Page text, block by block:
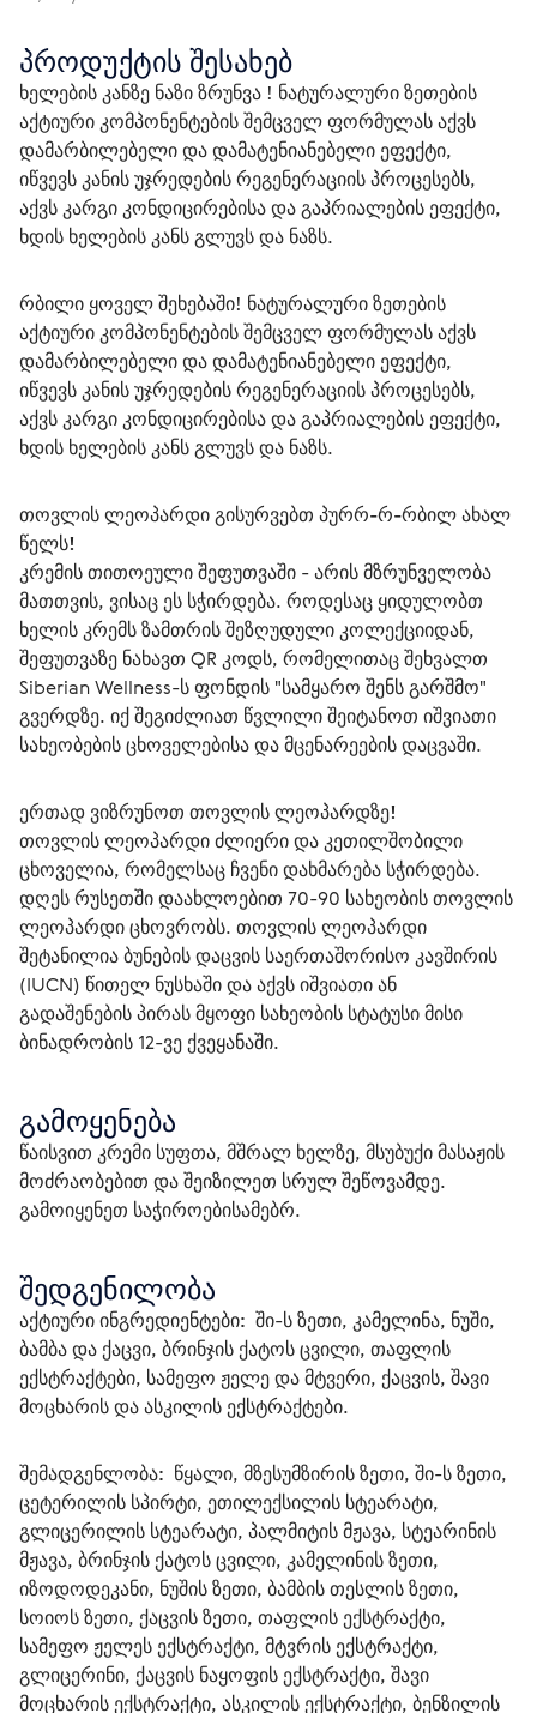
პროდუქტის შესახებ
ხელების კანზე ნაზი ზრუნვა ! ნატურალური ზეთების
აქტიური კომპონენტების შემცველ ფორმულას აქვს
დამარბილებელი და დამატენიანებელი ეფექტი,
იწვევს კანის უჯრედების რეგენერაციის პროცესებს,
აქვს კარგი კონდიცირებისა და გაპრიალების ეფექტი,
ხდის ხელების კანს გლუვს და ნაზს.
რბილი ყოველ შეხებაში! ნატურალური ზეთების
აქტიური კომპონენტების შემცველ ფორმულას აქვს
დამარბილებელი და დამატენიანებელი ეფექტი,
იწვევს კანის უჯრედების რეგენერაციის პროცესებს,
აქვს კარგი კონდიცირებისა და გაპრიალების ეფექტი,
ხდის ხელების კანს გლუვს და ნაზს.
თოვლის ლეოპარდი გისურვებთ პურრ-რ-რბილ ახალ
წელს!
კრემის თითოეული შეფუთვაში - არის მზრუნველობა
მათთვის, ვისაც ეს სჭირდება. როდესაც ყიდულობთ
ხელის კრემს ზამთრის შეზღუდული კოლექციიდან,
შეფუთვაზე ნახავთ QR კოდს, რომელითაც შეხვალთ
Siberian Wellness-ს ფონდის "სამყარო შენს გარშმო"
გვერდზე. იქ შეგიძლიათ წვლილი შეიტანოთ იშვიათი
სახეობების ცხოველებისა და მცენარეების დაცვაში.
ერთად ვიზრუნოთ თოვლის ლეოპარდზე!
თოვლის ლეოპარდი ძლიერი და კეთილშობილი
ცხოველია, რომელსაც ჩვენი დახმარება სჭირდება.
დღეს რუსეთში დაახლოებით 70-90 სახეობის თოვლის
ლეოპარდი ცხოვრობს. თოვლის ლეოპარდი
შეტანილია ბუნების დაცვის საერთაშორისო კავშირის
(IUCN) წითელ ნუსხაში ​​და აქვს იშვიათი ან
გადაშენების პირას მყოფი სახეობის სტატუსი მისი
ბინადრობის 12-ვე ქვეყანაში.
გამოყენება
წაისვით კრემი სუფთა, მშრალ ხელზე, მსუბუქი მასაჟის
მოძრაობებით და შეიზილეთ სრულ შეწოვამდე.
გამოიყენეთ საჭიროებისამებრ.
შედგენილობა
აქტიური ინგრედიენტები:
  ში-ს ზეთი, კამელინა, ნუში,
ბამბა და ქაცვი, ბრინჯის ქატოს ცვილი, თაფლის
ექსტრაქტები, სამეფო ჟელე და მტვერი, ქაცვის, შავი
მოცხარის და ასკილის ექსტრაქტები.
შემადგენლობა:
  წყალი, მზესუმზირის ზეთი, ში-ს ზეთი,
ცეტერილის სპირტი, ეთილექსილის სტეარატი,
გლიცერილის სტეარატი, პალმიტის მჟავა, სტეარინის
მჟავა, ბრინჯის ქატოს ცვილი, კამელინის ზეთი,
იზოდოდეკანი, ნუშის ზეთი, ბამბის თესლის ზეთი,
სოიოს ზეთი, ქაცვის ზეთი, თაფლის ექსტრაქტი,
სამეფო ჟელეს ექსტრაქტი, მტვრის ექსტრაქტი,
გლიცერინი, ქაცვის ნაყოფის ექსტრაქტი, შავი
მოცხარის ექსტრაქტი, ასკილის ექსტრაქტი, ბენზილის